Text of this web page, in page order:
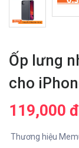
Ốp lưng
cho
119,000 đ
Thương hiệu